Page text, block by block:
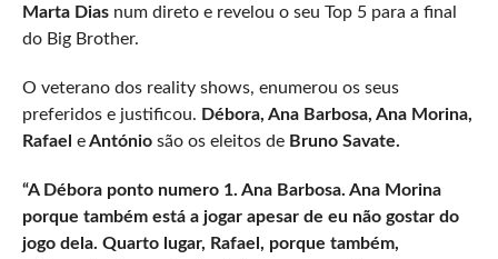
Marta Dias num direto e revelou o seu Top 5 para a final
do Big Brother.
O veterano dos reality shows, enumerou os seus
preferidos e justificou. Débora, Ana Barbosa, Ana Morina,
Rafael eAntóniosão os eleitos deBruno Savate.
“A Débora ponto numero 1. Ana Barbosa. Ana Morina
porque também está a jogar apesar de eu não gostar do
jogo dela. Quarto lugar, Rafael, porque também,